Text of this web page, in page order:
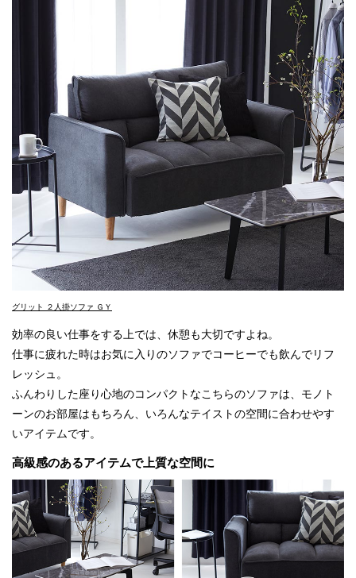
グリット ２人掛ソファ ＧＹ
効率の良い仕事をする上では、休憩も大切ですよね。
仕事に疲れた時はお気に入りのソファでコーヒーでも飲んでリフ
レッシュ。
ふんわりした座り心地のコンパクトなこちらのソファは、モノト
ーンのお部屋はもちろん、いろんなテイストの空間に合わせやす
いアイテムです。
高級感のあるアイテムで上質な空間に